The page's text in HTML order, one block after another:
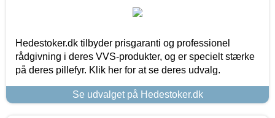
Hedestoker.dk tilbyder prisgaranti og professionel
rådgivning i deres VVS-produkter, og er specielt stærke
på deres pillefyr. Klik her for at se deres udvalg.
Se udvalget på Hedestoker.dk